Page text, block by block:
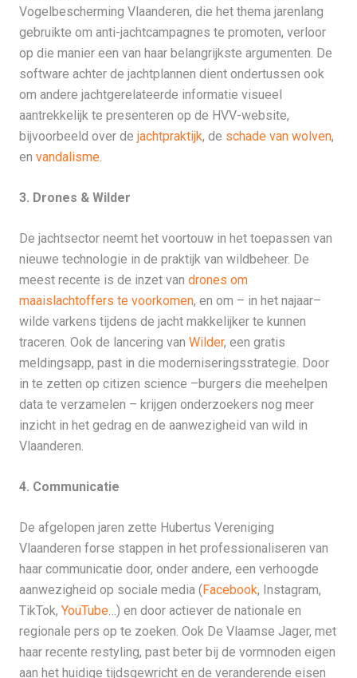
Vogelbescherming Vlaanderen, die het thema jarenlang
gebruikte om anti-jachtcampagnes te promoten, verloor
op die manier een van haar belangrijkste argumenten. De
software achter de jachtplannen dient ondertussen ook
om andere jachtgerelateerde informatie visueel
aantrekkelijk te presenteren op de HVV-website,
bijvoorbeeld over de jachtpraktijk, de schade van wolven,
en vandalisme.
3. Drones & Wilder
De jachtsector neemt het voortouw in het toepassen van
nieuwe technologie in de praktijk van wildbeheer. De
meest recente is de inzet van drones om
maaislachtoffers te voorkomen, en om – in het najaar–
wilde varkens tijdens de jacht makkelijker te kunnen
traceren. Ook de lancering van Wilder, een gratis
meldingsapp, past in die moderniseringsstrategie. Door
in te zetten op citizen science –burgers die meehelpen
data te verzamelen – krijgen onderzoekers nog meer
inzicht in het gedrag en de aanwezigheid van wild in
Vlaanderen.
4. Communicatie
De afgelopen jaren zette Hubertus Vereniging
Vlaanderen forse stappen in het professionaliseren van
haar communicatie door, onder andere, een verhoogde
aanwezigheid op sociale media ( Facebook, Instagram,
TikTok, YouTube…) en door actiever de nationale en
regionale pers op te zoeken. Ook De Vlaamse Jager, met
haar recente restyling, past beter bij de vormnoden eigen
aan het huidige tijdsgewricht en de veranderende eisen